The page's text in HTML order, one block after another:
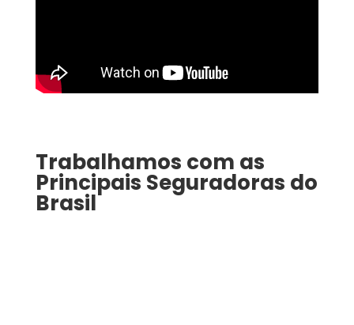
Trabalhamos com as
Principais Seguradoras do
Brasil